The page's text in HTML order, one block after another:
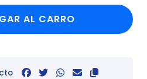
AL CARRO